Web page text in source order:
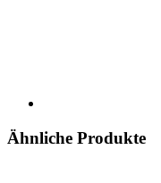
Ähnliche Produkte